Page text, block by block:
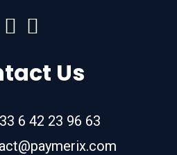
Us
6 42 23 96 63